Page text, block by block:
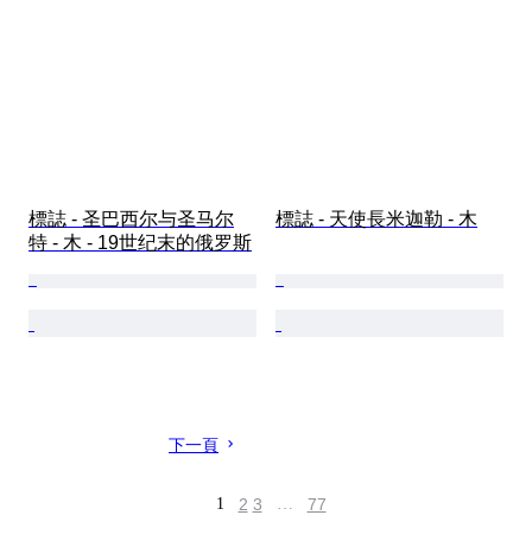
標誌 - 圣巴西尔与圣马尔
特 - 木 - 19世纪末的俄罗斯
標誌 - 天使長米迦勒 - 木
下一頁
1 2 3 … 77